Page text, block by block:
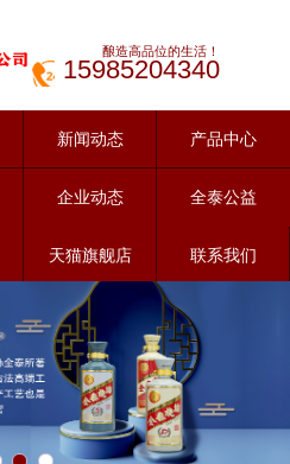
酿造高品位的生活！
15985204340
新闻动态 产品中心
企业动态 全泰公益
天猫旗舰店 联系我们